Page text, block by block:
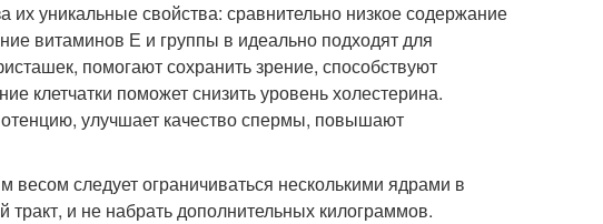
уникальные свойства: сравнительно низкое содержание
витаминов Е и группы в идеально подходят для
помогают сохранить зрение, способствуют
клетчатки поможет снизить уровень холестерина.
улучшает качество спермы, повышают
следует ограничиваться несколькими ядрами в
и не набрать дополнительных килограммов.